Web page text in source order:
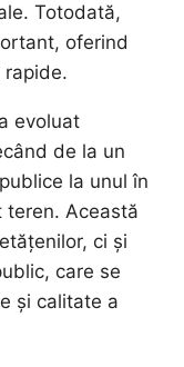
Totodată,
oferind
rapide.
evoluat
de la un
la unul în
teren. Această
ci și
care se
și calitate a